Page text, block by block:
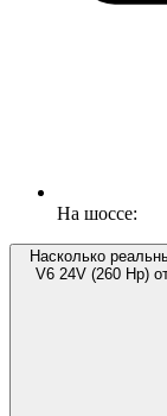
На шоссе:
Насколько
V6 24V (260 Hp)